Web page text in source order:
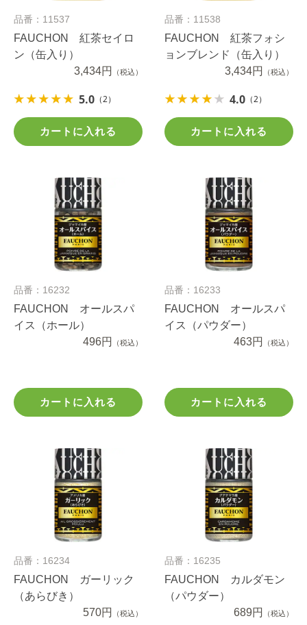
品番：11537
FAUCHON 紅茶セイロ
ン（缶入り）
3,434円
（税込）
5.0 （2）
カートに入れる
品番：11538
FAUCHON 紅茶フォシ
ョンブレンド（缶入り）
3,434円
（税込）
4.0 （2）
カートに入れる
品番：16232
FAUCHON オールスパ
イス（ホール）
496円
（税込）
カートに入れる
品番：16233
FAUCHON オールスパ
イス（パウダー）
463円
（税込）
カートに入れる
品番：16234
FAUCHON ガーリック
（あらびき）
570円
（税込）
品番：16235
FAUCHON カルダモン
（パウダー）
689円
（税込）